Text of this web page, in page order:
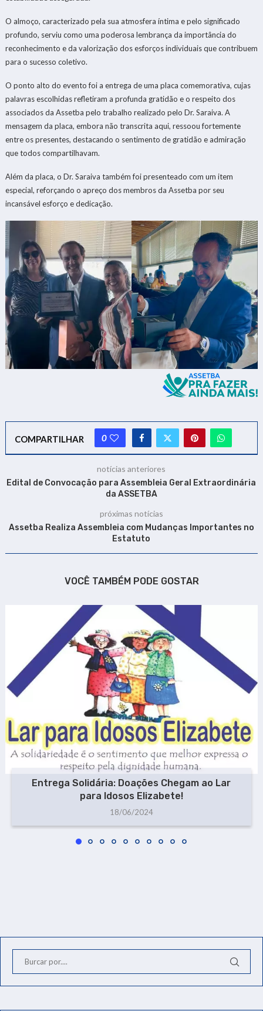
O almoço, caracterizado pela sua atmosfera íntima e pelo significado
profundo, serviu como uma poderosa lembrança da importância do
reconhecimento e da valorização dos esforços individuais que contribuem
para o sucesso coletivo.
O ponto alto do evento foi a entrega de uma placa comemorativa, cujas
palavras escolhidas refletiram a profunda gratidão e o respeito dos
associados da Assetba pelo trabalho realizado pelo Dr. Saraiva. A
mensagem da placa, embora não transcrita aqui, ressoou fortemente
entre os presentes, destacando o sentimento de gratidão e admiração
que todos compartilhavam.
Além da placa, o Dr. Saraiva também foi presenteado com um item
especial, reforçando o apreço dos membros da Assetba por seu
incansável esforço e dedicação.
COMPARTILHAR 0
notícias anteriores
Edital de Convocação para Assembleia Geral Extraordinária
da ASSETBA
próximas notícias
Assetba Realiza Assembleia com Mudanças Importantes no
Estatuto
VOCÊ TAMBÉM PODE GOSTAR
Entrega Solidária: Doações Chegam ao Lar
para Idosos Elizabete!
18/06/2024